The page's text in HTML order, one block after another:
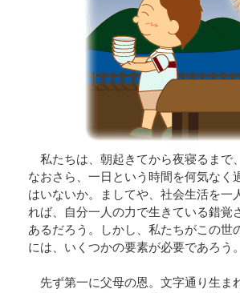
寺院紹介
出版刊行物
天台ブックレット
天台ジャーナル
年中行事リーフレット(しおり)
天台宗開運招福カレンダー
ともしび(バックナンバー)
私たちは、朝起きてから夜寝るまで
なおさら、一日という時間を何気なく
はいないか。ましてや、社会生活を一
れば、自分一人の力で生きている錯覚
あるだろう。しかし、私たちがこの世
には、いくつかの要素が必要であろう。
先ず第一に父母の恩。文字通り生ま